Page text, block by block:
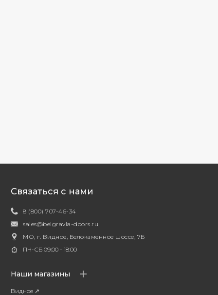
Связаться с нами
8 (800) 707-46-34
sales@belgravia-doors.ru
МО, г. Видное, Белокаменное шоссе, 7Б
ПН-СБ 09:00 - 18:00
Наши магазины
Видное ↗